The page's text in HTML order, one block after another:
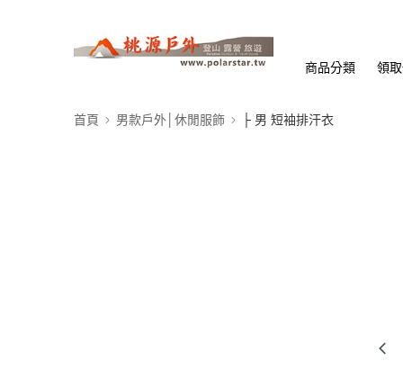
商品分類 領
首頁 男款戶外│休閒服飾 ├ 男 短袖排汗衣